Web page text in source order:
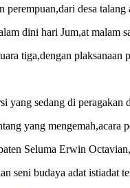
desa talang
dini hari Jum,at malam
tiga,dengan
yang sedang di
yang mengemah,acara
Seluma Erwin
seni budaya adat istiadat